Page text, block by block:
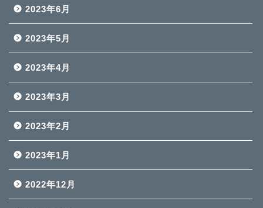
2023年6月
2023年5月
2023年4月
2023年3月
2023年2月
2023年1月
2022年12月